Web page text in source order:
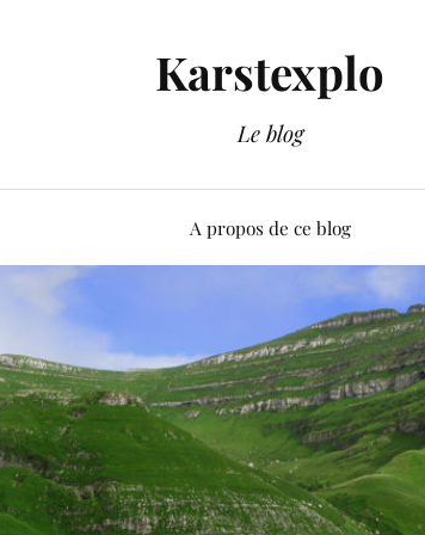
Karstexplo
Le blog
A propos de ce blog